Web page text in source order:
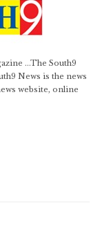
...The South9
News is the news
website, online